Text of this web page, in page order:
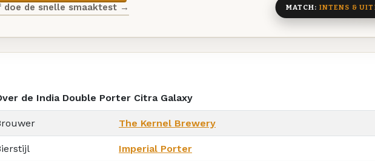
doe de snelle smaaktest → MATCH: INTENS &
de India Double Porter Citra Galaxy
The Kernel Brewery
Imperial Porter